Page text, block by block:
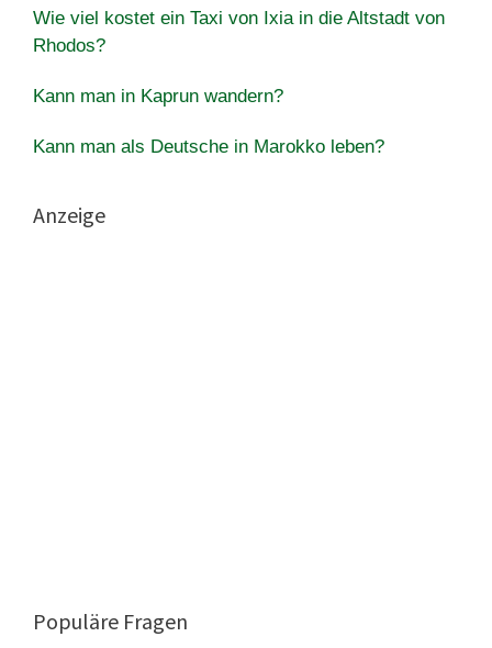
Wie viel kostet ein Taxi von Ixia in die Altstadt von
Rhodos?
Kann man in Kaprun wandern?
Kann man als Deutsche in Marokko leben?
Anzeige
Populäre Fragen